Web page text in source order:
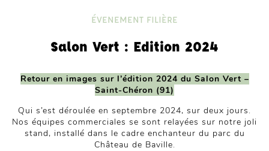
ÉVENEMENT FILIÈRE
Salon Vert : Edition 2024
Retour en images sur l’édition 2024 du Salon Vert –
Saint-Chéron (91)
Qui s’est déroulée en septembre 2024, sur deux jours.
Nos équipes commerciales se sont relayées sur notre joli
stand, installé dans le cadre enchanteur du parc du
Château de Baville.